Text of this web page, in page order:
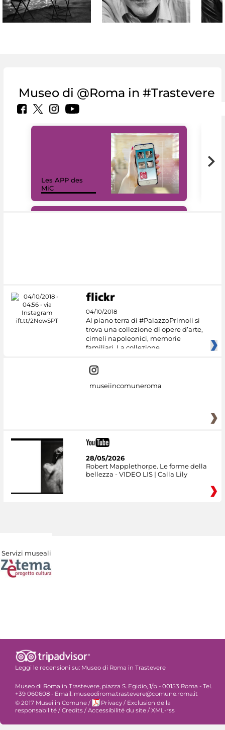
Museo di @Roma in #Trastevere
Les APP des
MiC
04/10/2018
Al piano terra di #PalazzoPrimoli si
trova una collezione di opere d’arte,
cimeli napoleonici, memorie
familiari. La collezione
museiincomuneroma
28/05/2026
Robert Mapplethorpe. Le forme della
bellezza - VIDEO LIS | Calla Lily
Servizi museali
Leggi le recensioni su: Museo di Roma in Trastevere
Museo di Roma in Trastevere, piazza S. Egidio, 1/b - 00153 Roma - Tel.
+39 060608 - Email: museodiroma.trastevere@comune.roma.it
© 2017 Musei in Comune / Privacy / Exclusion de la
responsabilité /Credits /Accessibilité du site /XML-rss